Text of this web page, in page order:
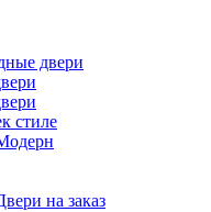
двери
стиле
на заказ